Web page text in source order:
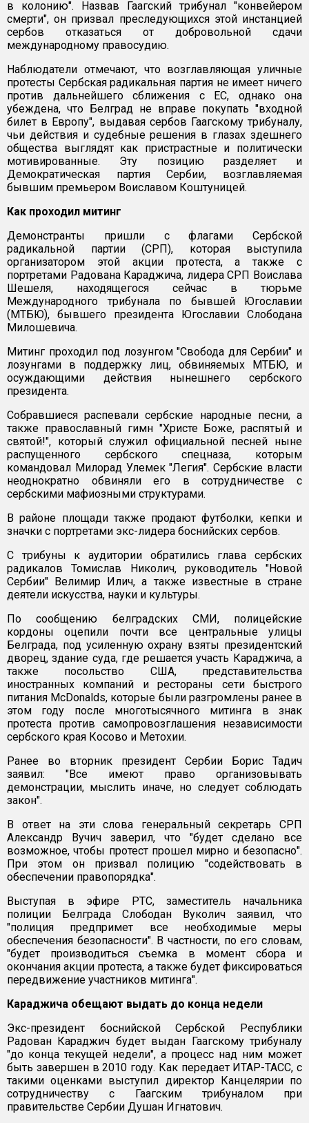
в колонию". Назвав Гаагский трибунал "конвейером
смерти", он призвал преследующихся этой инстанцией
сербов отказаться от добровольной сдачи
международному правосудию.
Наблюдатели отмечают, что возглавляющая уличные
протесты Сербская радикальная партия не имеет ничего
против дальнейшего сближения с ЕС, однако она
убеждена, что Белград не вправе покупать "входной
билет в Европу", выдавая сербов Гаагскому трибуналу,
чьи действия и судебные решения в глазах здешнего
общества выглядят как пристрастные и политически
мотивированные. Эту позицию разделяет и
Демократическая партия Сербии, возглавляемая
бывшим премьером Воиславом Коштуницей.
Как проходил митинг
Демонстранты пришли с флагами Сербской
радикальной партии (СРП), которая выступила
организатором этой акции протеста, а также с
портретами Радована Караджича, лидера СРП Воислава
Шешеля, находящегося сейчас в тюрьме
Международного трибунала по бывшей Югославии
(МТБЮ), бывшего президента Югославии Слободана
Милошевича.
Митинг проходил под лозунгом "Свобода для Сербии" и
лозунгами в поддержку лиц, обвиняемых МТБЮ, и
осуждающими действия нынешнего сербского
президента.
Собравшиеся распевали сербские народные песни, а
также православный гимн "Христе Боже, распятый и
святой!", который служил официальной песней ныне
распущенного сербского спецназа, которым
командовал Милорад Улемек "Легия". Сербские власти
неоднократно обвиняли его в сотрудничестве с
сербскими мафиозными структурами.
В районе площади также продают футболки, кепки и
значки с портретами экс-лидера боснийских сербов.
С трибуны к аудитории обратились глава сербских
радикалов Томислав Николич, руководитель "Новой
Сербии" Велимир Илич, а также известные в стране
деятели искусства, науки и культуры.
По сообщению белградских СМИ, полицейские
кордоны оцепили почти все центральные улицы
Белграда, под усиленную охрану взяты президентский
дворец, здание суда, где решается участь Караджича, а
также посольство США, представительства
иностранных компаний и рестораны сети быстрого
питания McDonalds, которые были разгромлены ранее в
этом году после многотысячного митинга в знак
протеста против самопровозглашения независимости
сербского края Косово и Метохии.
Ранее во вторник президент Сербии Борис Тадич
заявил: "Все имеют право организовывать
демонстрации, мыслить иначе, но следует соблюдать
закон".
В ответ на эти слова генеральный секретарь СРП
Александр Вучич заверил, что "будет сделано все
возможное, чтобы протест прошел мирно и безопасно".
При этом он призвал полицию "содействовать в
обеспечении правопорядка".
Выступая в эфире РТС, заместитель начальника
полиции Белграда Слободан Вуколич заявил, что
"полиция предпримет все необходимые меры
обеспечения безопасности". В частности, по его словам,
"будет производиться съемка в момент сбора и
окончания акции протеста, а также будет фиксироваться
передвижение участников митинга".
Караджича обещают выдать до конца недели
Экс-президент боснийской Сербской Республики
Радован Караджич будет выдан Гаагскому трибуналу
"до конца текущей недели", а процесс над ним может
быть завершен в 2010 году. Как передает ИТАР-ТАСС, с
такими оценками выступил директор Канцелярии по
сотрудничеству с Гаагским трибуналом при
правительстве Сербии Душан Игнатович.